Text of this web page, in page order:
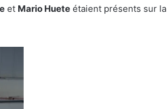
et Mario Huete étaient présents sur la